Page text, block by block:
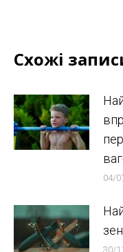
Схожі
04/
30/